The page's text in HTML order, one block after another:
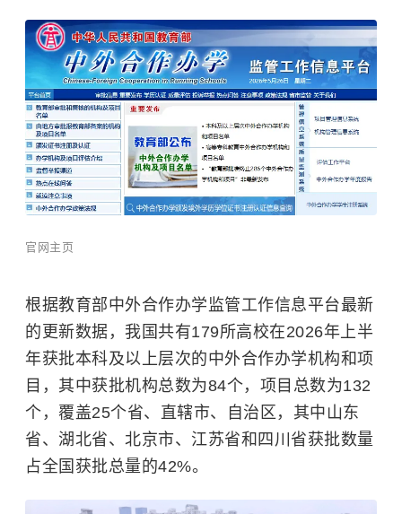
官网主页
根据教育部中外合作办学监管工作信息平台最新
的更新数据，我国共有179所高校在2026年上半
年获批本科及以上层次的中外合作办学机构和项
目，其中获批机构总数为84个，项目总数为132
个，覆盖25个省、直辖市、自治区，其中山东
省、湖北省、北京市、江苏省和四川省获批数量
占全国获批总量的42%。